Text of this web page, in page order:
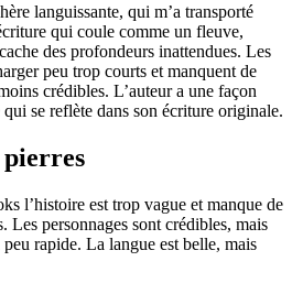
languissante, qui m’a transporté
qui coule comme un fleuve,
des profondeurs inattendues. Les
peu trop courts et manquent de
crédibles. L’auteur a une façon
se reflète dans son écriture originale.
l’histoire est trop vague et manque de
Les personnages sont crédibles, mais
rapide. La langue est belle, mais